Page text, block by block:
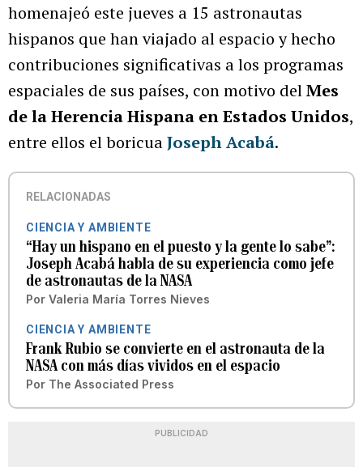
homenajeó este jueves a 15 astronautas
hispanos que han viajado al espacio y hecho
contribuciones significativas a los programas
espaciales de sus países, con motivo delMes
de la Herencia Hispana en Estados Unidos,
entre ellos el boricuaJoseph Acabá.
RELACIONADAS
CIENCIA Y AMBIENTE
“Hay un hispano en el puesto y la gente lo sabe”:
Joseph Acabá habla de su experiencia como jefe
de astronautas de la NASA
Por Valeria María Torres Nieves
CIENCIA Y AMBIENTE
Frank Rubio se convierte en el astronauta de la
NASA con más días vividos en el espacio
Por The Associated Press
PUBLICIDAD